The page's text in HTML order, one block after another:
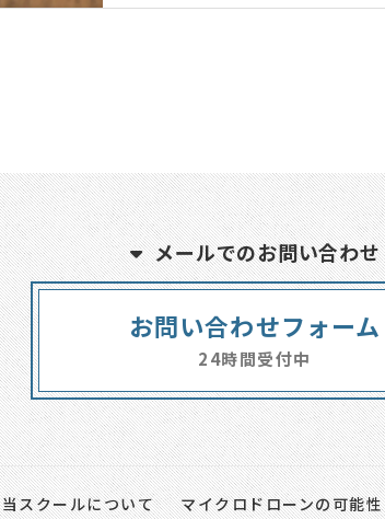
メールでのお問い合わせ
お問い合わせフォーム
24時間受付中
当スクールについて マイクロドローンの可能性